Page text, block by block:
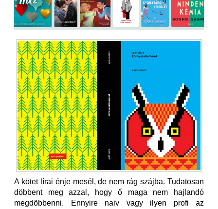
A kötet lírai énje mesél, de nem rág szájba. Tudatosan
döbbent meg azzal, hogy ő maga nem hajlandó
megdöbbenni. Ennyire naiv vagy ilyen profi az